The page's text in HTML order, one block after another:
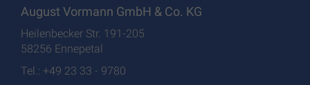
August Vormann GmbH & Co. KG
Heilenbecker Str. 191-205
58256 Ennepetal
Tel.: +49 23 33 - 9780